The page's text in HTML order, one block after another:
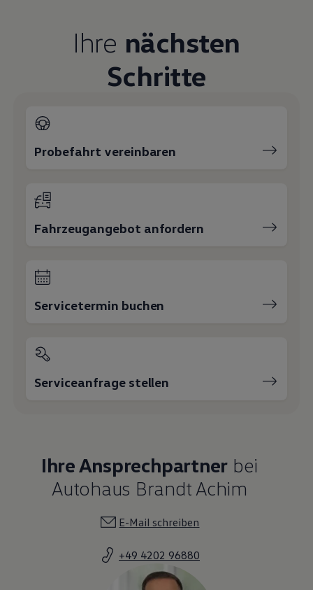
Volkswagen R
Pannen- und Unfallhilfe
Volkswagen Kundenbetreuung
Ihre nächsten
Schritte
Probefahrt vereinbaren
Fahrzeugangebot anfordern
Servicetermin buchen
Serviceanfrage stellen
Ihre Ansprechpartner bei
Autohaus Brandt Achim
E-Mail schreiben
+49 4202 96880